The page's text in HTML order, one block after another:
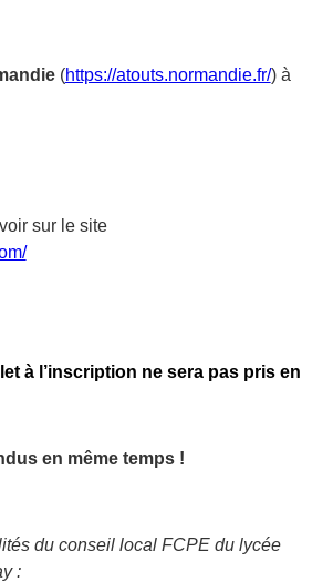
(https://atouts.normandie.fr/) à
sur le site
à l’inscription ne sera pas pris en
en même temps !
du conseil local FCPE du lycée
: